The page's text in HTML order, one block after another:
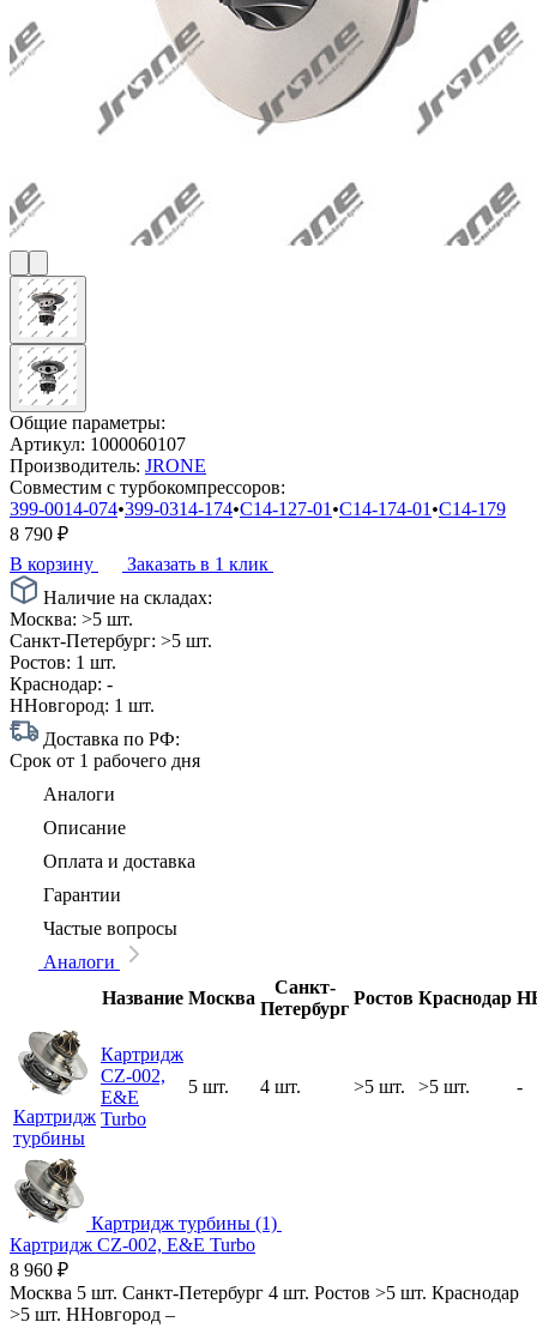
Общие параметры:
Артикул: 1000060107
Производитель: JRONE
Совместим с турбокомпрессоров:
399-0014-074•399-0314-174•C14-127-01 •C14-174-01 •C14-179
8 790 ₽
В корзину
Заказать в 1 клик
Наличие на складах:
Москва: >5 шт.
Санкт-Петербург: >5 шт.
Ростов: 1 шт.
Краснодар: -
ННовгород: 1 шт.
Доставка по РФ:
Срок от 1 рабочего дня
Аналоги
Описание
Оплата и доставка
Гарантии
Частые вопросы
Аналоги
Название Москва
Санкт-
Петербург
Ростов Краснодар
Картридж
турбины
Картридж
CZ-002,
E&E
Turbo
5 шт. 4 шт. >5 шт. >5 шт. -
Картридж турбины (1)
Картридж CZ-002, E&E Turbo
8 960 ₽
Москва 5 шт. Санкт-Петербург 4 шт. Ростов >5 шт. Краснодар
>5 шт. ННовгород –